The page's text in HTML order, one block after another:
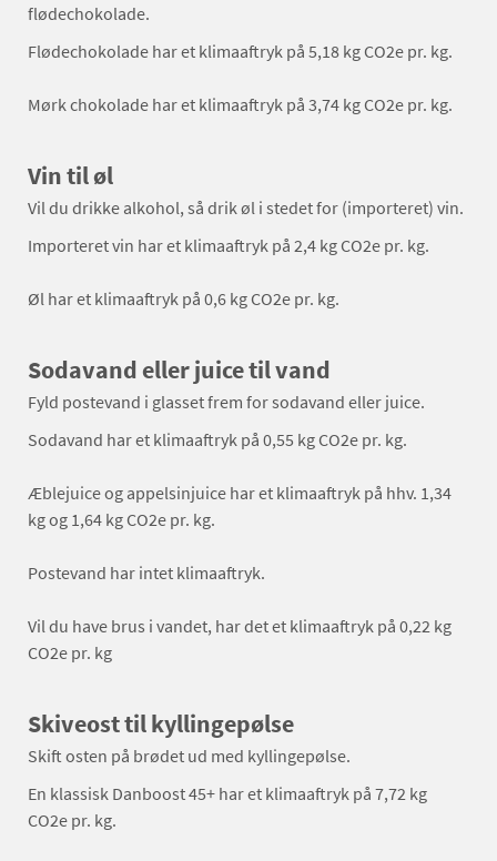
flødechokolade.
Flødechokolade har et klimaaftryk på 5,18 kg CO2e pr. kg.
Mørk chokolade har et klimaaftryk på 3,74 kg CO2e pr. kg.
Vin til øl
Vil du drikke alkohol, så drik øl i stedet for (importeret) vin.
Importeret vin har et klimaaftryk på 2,4 kg CO2e pr. kg.
Øl har et klimaaftryk på 0,6 kg CO2e pr. kg.
Sodavand eller juice til vand
Fyld postevand i glasset frem for sodavand eller juice.
Sodavand har et klimaaftryk på 0,55 kg CO2e pr. kg.
Æblejuice og appelsinjuice har et klimaaftryk på hhv. 1,34
kg og 1,64 kg CO2e pr. kg.
Postevand har intet klimaaftryk.
Vil du have brus i vandet, har det et klimaaftryk på 0,22 kg
CO2e pr. kg
Skiveost til kyllingepølse
Skift osten på brødet ud med kyllingepølse.
En klassisk Danboost 45+ har et klimaaftryk på 7,72 kg
CO2e pr. kg.